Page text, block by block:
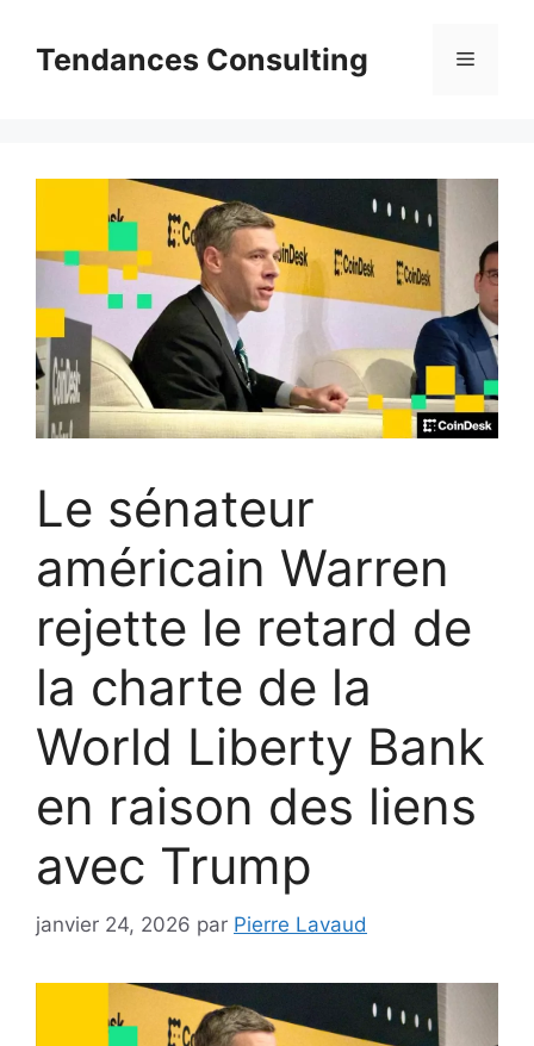
contenuTendances Consulting Menu
Le sénateur
américain Warren
rejette le retard de
la charte de la
World Liberty Bank
en raison des liens
avec Trump
janvier 24, 2026 par Pierre Lavaud